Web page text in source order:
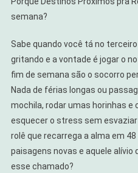
semana?
Sabe quando você tá no
gritando e a vontade é jogar o
fim de semana são o socorro
Nada de férias longas ou
mochila, rodar umas horinhas e
esquecer o stress sem
rolê que recarrega a alma em
paisagens novas e aquele alívio
esse chamado?